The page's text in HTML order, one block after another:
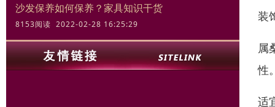
沙发保养如何保养？家具知识干货
8153阅读 2022-02-28 16:25:29
装
属
性
适